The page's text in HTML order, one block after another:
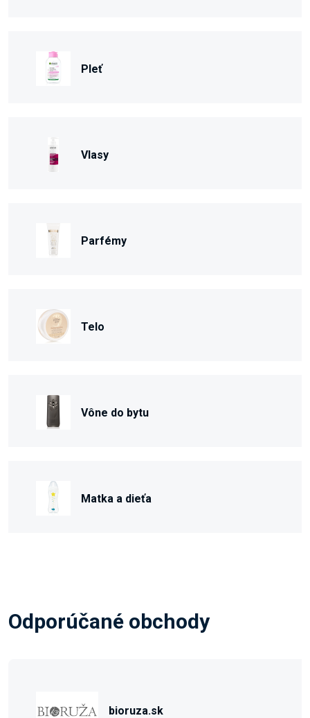
Pleť
Vlasy
Parfémy
Telo
Vône do bytu
Matka a dieťa
Odporúčané obchody
bioruza.sk